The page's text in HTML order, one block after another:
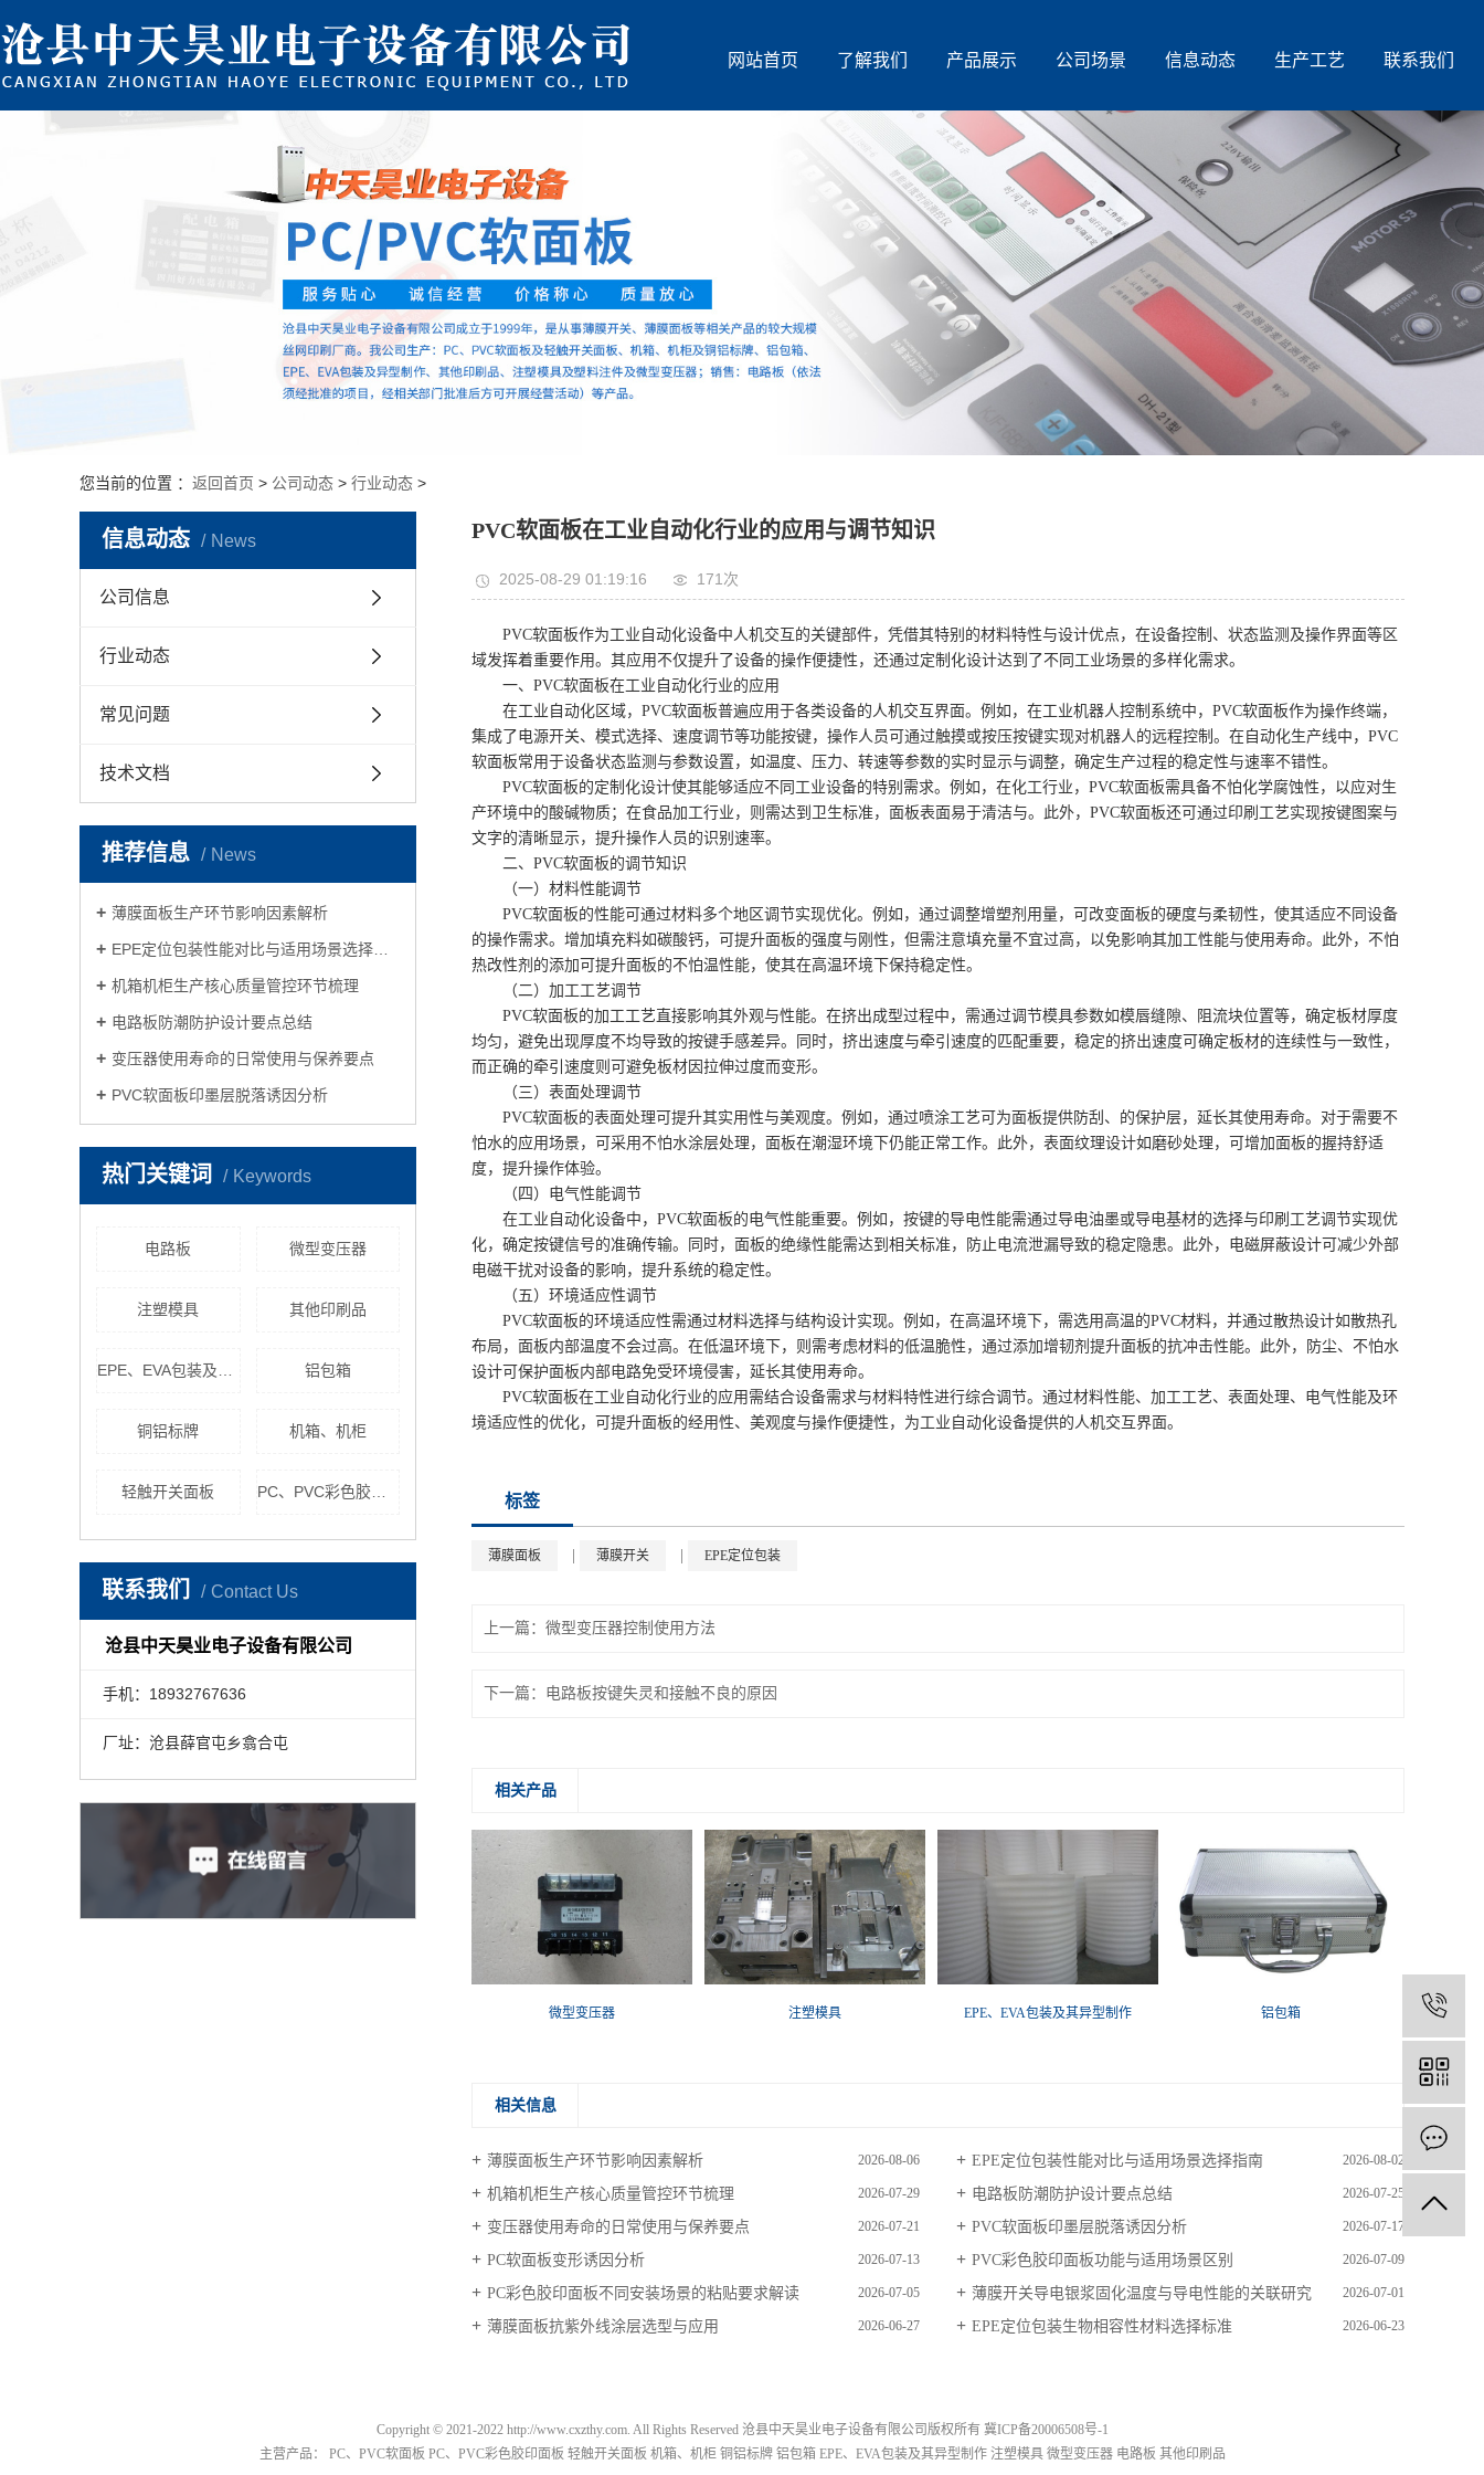
网站首页 了解我们 产品展示 公司场景 信息动态 生产工艺 联系我们
您当前的位置 ： 返回首页 > 公司动态 > 行业动态 >
信息动态 News
公司信息
行业动态
常见问题
技术文档
推荐信息 News
薄膜面板生产环节影响因素解析
EPE定位包装性能对比与适用场景选择指南
机箱机柜生产核心质量管控环节梳理
电路板防潮防护设计要点总结
变压器使用寿命的日常使用与保养要点
PVC软面板印墨层脱落诱因分析
热门关键词 Keywords
电路板 微型变压器
注塑模具 其他印刷品
铝包箱
铜铝标牌 机箱、机柜
轻触开关面板 PC、PVC彩色胶印面板
联系我们 Contact Us
沧县中天昊业电子设备有限公司
手机：18932767636
厂址：沧县薛官屯乡翕合屯
PVC软面板在工业自动化行业的应用与调节知识
2025-08-29 01:19:16 171次
PVC软面板作为工业自动化设备中人机交互的关键部件，凭借其特别的材料特性与设计优点，在设备控制、状态监测及操作界面等区
域发挥着重要作用。其应用不仅提升了设备的操作便捷性，还通过定制化设计达到了不同工业场景的多样化需求。
一、PVC软面板在工业自动化行业的应用
在工业自动化区域，PVC软面板普遍应用于各类设备的人机交互界面。例如，在工业机器人控制系统中，PVC软面板作为操作终端，
集成了电源开关、模式选择、速度调节等功能按键，操作人员可通过触摸或按压按键实现对机器人的远程控制。在自动化生产线中，PVC
软面板常用于设备状态监测与参数设置，如温度、压力、转速等参数的实时显示与调整，确定生产过程的稳定性与速率不错性。
PVC软面板的定制化设计使其能够适应不同工业设备的特别需求。例如，在化工行业，PVC软面板需具备不怕化学腐蚀性，以应对生
产环境中的酸碱物质；在食品加工行业，则需达到卫生标准，面板表面易于清洁与。此外，PVC软面板还可通过印刷工艺实现按键图案与
文字的清晰显示，提升操作人员的识别速率。
二、PVC软面板的调节知识
（一）材料性能调节
PVC软面板的性能可通过材料多个地区调节实现优化。例如，通过调整增塑剂用量，可改变面板的硬度与柔韧性，使其适应不同设备
的操作需求。增加填充料如碳酸钙，可提升面板的强度与刚性，但需注意填充量不宜过高，以免影响其加工性能与使用寿命。此外，不怕
热改性剂的添加可提升面板的不怕温性能，使其在高温环境下保持稳定性。
（二）加工工艺调节
PVC软面板的加工工艺直接影响其外观与性能。在挤出成型过程中，需通过调节模具参数如模唇缝隙、阻流块位置等，确定板材厚度
均匀，避免出现厚度不均导致的按键手感差异。同时，挤出速度与牵引速度的匹配重要，稳定的挤出速度可确定板材的连续性与一致性，
而正确的牵引速度则可避免板材因拉伸过度而变形。
（三）表面处理调节
PVC软面板的表面处理可提升其实用性与美观度。例如，通过喷涂工艺可为面板提供防刮、的保护层，延长其使用寿命。对于需要不
怕水的应用场景，可采用不怕水涂层处理，面板在潮湿环境下仍能正常工作。此外，表面纹理设计如磨砂处理，可增加面板的握持舒适
度，提升操作体验。
（四）电气性能调节
在工业自动化设备中，PVC软面板的电气性能重要。例如，按键的导电性能需通过导电油墨或导电基材的选择与印刷工艺调节实现优
化，确定按键信号的准确传输。同时，面板的绝缘性能需达到相关标准，防止电流泄漏导致的稳定隐患。此外，电磁屏蔽设计可减少外部
电磁干扰对设备的影响，提升系统的稳定性。
（五）环境适应性调节
PVC软面板的环境适应性需通过材料选择与结构设计实现。例如，在高温环境下，需选用高温的PVC材料，并通过散热设计如散热孔
布局，面板内部温度不会过高。在低温环境下，则需考虑材料的低温脆性，通过添加增韧剂提升面板的抗冲击性能。此外，防尘、不怕水
设计可保护面板内部电路免受环境侵害，延长其使用寿命。
PVC软面板在工业自动化行业的应用需结合设备需求与材料特性进行综合调节。通过材料性能、加工工艺、表面处理、电气性能及环
境适应性的优化，可提升面板的经用性、美观度与操作便捷性，为工业自动化设备提供的人机交互界面。
标签
薄膜面板 薄膜开关 EPE定位包装
上一篇： 微型变压器控制使用方法
下一篇： 电路板按键失灵和接触不良的原因
相关产品
微型变压器 注塑模具 EPE、EVA包装及其异型制作 铝包箱
相关信息
薄膜面板生产环节影响因素解析 2026-08-06 EPE定位包装性能对比与适用场景选择指南 2026-08-02
机箱机柜生产核心质量管控环节梳理 2026-07-29 电路板防潮防护设计要点总结 2026-07-25
变压器使用寿命的日常使用与保养要点 2026-07-21 PVC软面板印墨层脱落诱因分析 2026-07-17
PC软面板变形诱因分析 2026-07-13 PVC彩色胶印面板功能与适用场景区别 2026-07-09
PC彩色胶印面板不同安装场景的粘贴要求解读 2026-07-05 薄膜开关导电银浆固化温度与导电性能的关联研究 2026-07-01
薄膜面板抗紫外线涂层选型与应用 2026-06-27 EPE定位包装生物相容性材料选择标准 2026-06-23
Copyright © 2021-2022 http://www.cxzthy.com. All Rights Reserved 沧县中天昊业电子设备有限公司版权所有 冀ICP备20006508号-1
主营产品： PC、PVC软面板 PC、PVC彩色胶印面板 轻触开关面板 机箱、机柜 铜铝标牌 铝包箱 EPE、EVA包装及其异型制作 注塑模具 微型变压器 电路板 其他印刷品